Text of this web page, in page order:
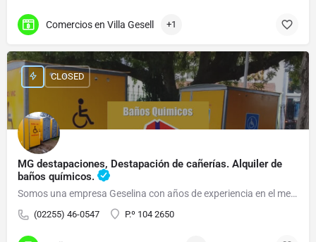
Comercios en Villa Gesell +1
MG destapaciones, Destapación de cañerías. Alquiler de
baños químicos.
Somos una empresa Geselina con años de experiencia en el mercado.
(02255) 46-0547 P.º 104 2650
CLOSED